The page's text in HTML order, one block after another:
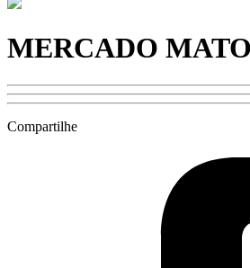
MERCADO
Compartilhe